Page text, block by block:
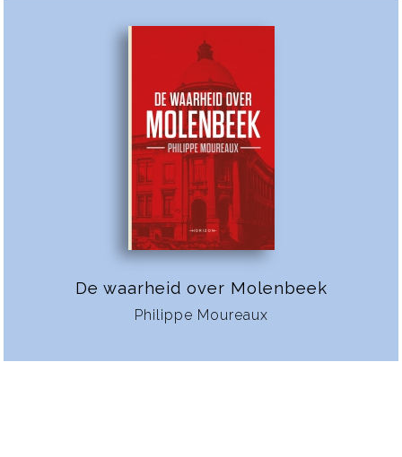
De waarheid over Molenbeek
Philippe Moureaux